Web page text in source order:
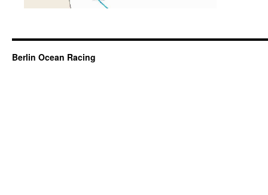
Berlin Ocean Racing